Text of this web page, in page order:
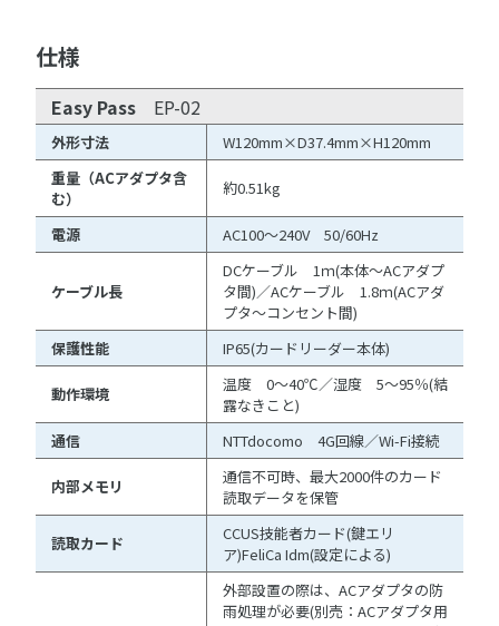
仕様
Easy Pass EP-02
外形寸法
W120mm×D37.4mm×H120mm
重量（ACアダプタ含
む）
約0.51kg
電源 AC100～240V 50/60Hz
ケーブル長
DCケーブル 1ｍ(本体～ACアダプ
タ間)／ACケーブル 1.8ｍ(ACアダ
プタ～コンセント間)
保護性能
IP65(カードリーダー本体)
動作環境
温度 0～40℃／湿度 5～95％(結
露なきこと)
通信
NTTdocomo 4G回線／Wi-Fi接続
内部メモリ
通信不可時、最大2000件のカード
読取データを保管
読取カード
CCUS技能者カード(鍵エリ
ア)FeliCa Idm(設定による)
外部設置の際は、ACアダプタの防
雨処理が必要(別売：ACアダプタ用